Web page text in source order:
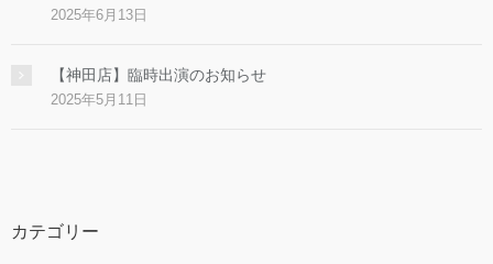
2025年6月13日
【神田店】臨時出演のお知らせ
2025年5月11日
カテゴリー